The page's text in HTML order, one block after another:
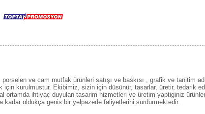
ve cam mutfak ürünleri satışı ve baskısı , grafik ve tanitim
için kurulmustur. Ekibimiz, sizin için düsünür, tasarlar, üretir, tedarik
ortamda ihtiyaç duyulan tasarim hizmetleri ve üretim yaptiginiz
kadar oldukça genis bir yelpazede faliyetlerini sürdürmektedir.